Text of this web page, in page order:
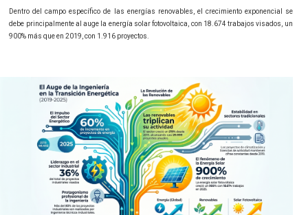
Dentro del campo específico de las energías renovables, el crecimiento exponencial se
debe principalmente al auge la energía solar fotovoltaica, con 18.674 trabajos visados, un
900% más que en 2019, con 1.916 proyectos.